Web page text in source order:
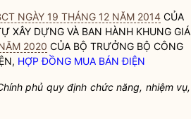
NGÀY 19 THÁNG 12 NĂM 2014 CỦA
XÂY DỰNG VÀ BAN HÀNH KHUNG GIÁ
2020 CỦA BỘ TRƯỞNGBỘ CÔNG
HỢP ĐỒNG MUA BÁN ĐIỆN
phủ quy định chức năng, nhiệm vụ,